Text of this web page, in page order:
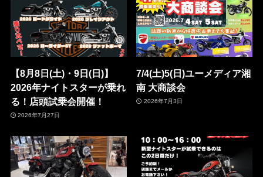
【8月8日(土)・9日(日)】
2026年ナイトスターが乗れ
る！店頭試乗会開催！
2026年7月27日
7/4(土)5(日)ユーメディア湘
南 大商談会
2026年7月3日